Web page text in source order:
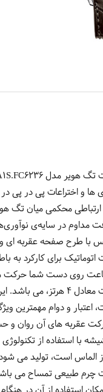
ها و اختراعات پی در
محکمی میان تگ
برای کارکرد به
ساعت معادل 4
اعتبار و دوام
عقربه های آن روان و
با استفاده از
طبیعی تمساح می